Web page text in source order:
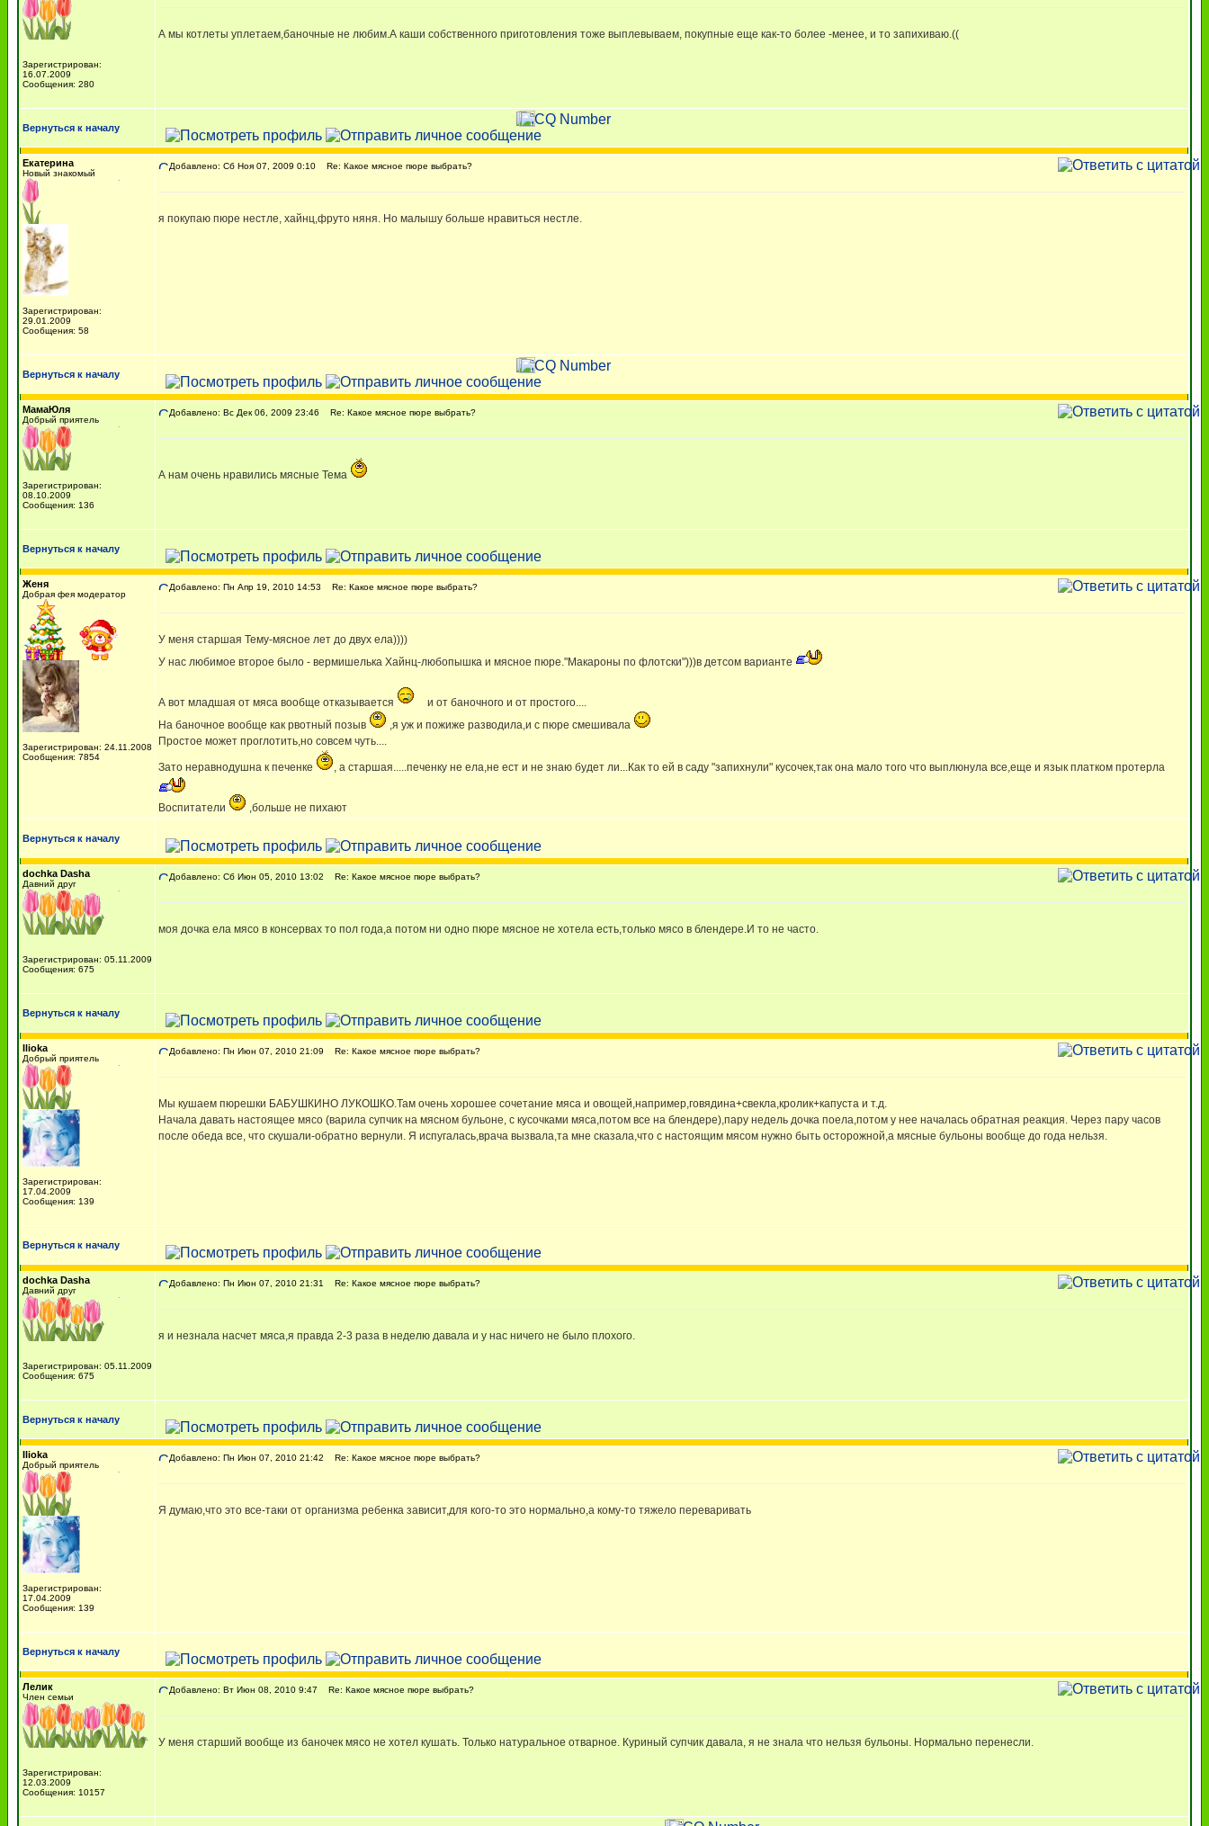
Зарегистрирован:
16.07.2009
Сообщения: 280
А мы котлеты уплетаем,баночные не любим.А каши собственного приготовления тоже выплевываем, покупные еще как-то более -менее, и то запихиваю.((
Вернуться к началу
Екатерина
Новый знакомый
Зарегистрирован:
29.01.2009
Сообщения: 58
Добавлено: Сб Ноя 07, 2009 0:10 Re: Какое мясное пюре выбрать?
я покупаю пюре нестле, хайнц,фруто няня. Но малышу больше нравиться нестле.
Вернуться к началу
МамаЮля
Добрый приятель
Зарегистрирован:
08.10.2009
Сообщения: 136
Добавлено: Вс Дек 06, 2009 23:46 Re: Какое мясное пюре выбрать?
А нам очень нравились мясные Тема
Вернуться к началу
Женя
Добрая фея модератор
Зарегистрирован: 24.11.2008
Сообщения: 7854
Добавлено: Пн Апр 19, 2010 14:53 Re: Какое мясное пюре выбрать?
У меня старшая Тему-мясное лет до двух ела))))
У нас любимое второе было - вермишелька Хайнц-любопышка и мясное пюре."Макароны по флотски")))в детсом варианте
А вот младшая от мяса вообще отказывается
и от баночного и от простого....
На баночное вообще как рвотный позыв
,я уж и пожиже разводила,и с пюре смешивала
Простое может проглотить,но совсем чуть....
Зато неравнодушна к печенке , а старшая.....печенку не ела,не ест и не знаю будет ли...Как то ей в саду "запихнули" кусочек,так она мало того что выплюнула все,еще и язык платком протерла
Воспитатели ,больше не пихают
Вернуться к началу
dochka Dasha
Давний друг
Зарегистрирован: 05.11.2009
Сообщения: 675
Добавлено: Сб Июн 05, 2010 13:02 Re: Какое мясное пюре выбрать?
моя дочка ела мясо в консервах то пол года,а потом ни одно пюре мясное не хотела есть,только мясо в блендере.И то не часто.
Вернуться к началу
Ilioka
Добрый приятель
Зарегистрирован:
17.04.2009
Сообщения: 139
Добавлено: Пн Июн 07, 2010 21:09 Re: Какое мясное пюре выбрать?
Мы кушаем пюрешки БАБУШКИНО ЛУКОШКО.Там очень хорошее сочетание мяса и овощей,например,говядина+свекла,кролик+капуста и т.д.
Начала давать настоящее мясо (варила супчик на мясном бульоне, с кусочками мяса,потом все на блендере),пару недель дочка поела,потом у нее началась обратная реакция. Через пару часов
после обеда все, что скушали-обратно вернули. Я испугалась,врача вызвала,та мне сказала,что с настоящим мясом нужно быть осторожной,а мясные бульоны вообще до года нельзя.
Вернуться к началу
dochka Dasha
Давний друг
Зарегистрирован: 05.11.2009
Сообщения: 675
Добавлено: Пн Июн 07, 2010 21:31 Re: Какое мясное пюре выбрать?
я и незнала насчет мяса,я правда 2-3 раза в неделю давала и у нас ничего не было плохого.
Вернуться к началу
Ilioka
Добрый приятель
Зарегистрирован:
17.04.2009
Сообщения: 139
Добавлено: Пн Июн 07, 2010 21:42 Re: Какое мясное пюре выбрать?
Я думаю,что это все-таки от организма ребенка зависит,для кого-то это нормально,а кому-то тяжело переваривать
Вернуться к началу
Лелик
Член семьи
Зарегистрирован:
12.03.2009
Сообщения: 10157
Добавлено: Вт Июн 08, 2010 9:47 Re: Какое мясное пюре выбрать?
У меня старший вообще из баночек мясо не хотел кушать. Только натуральное отварное. Куриный супчик давала, я не знала что нельзя бульоны. Нормально перенесли.